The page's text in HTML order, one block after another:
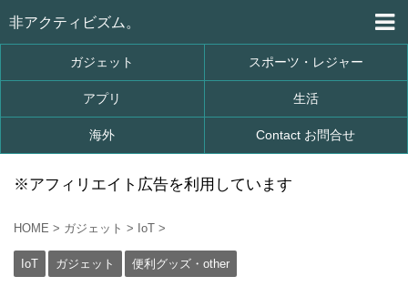
非アクティビズム。
ガジェット スポーツ・レジャー
アプリ 生活
海外 Contact お問合せ
※アフィリエイト広告を利用しています
HOME > ガジェット > IoT >
IoT ガジェット 便利グッズ・other